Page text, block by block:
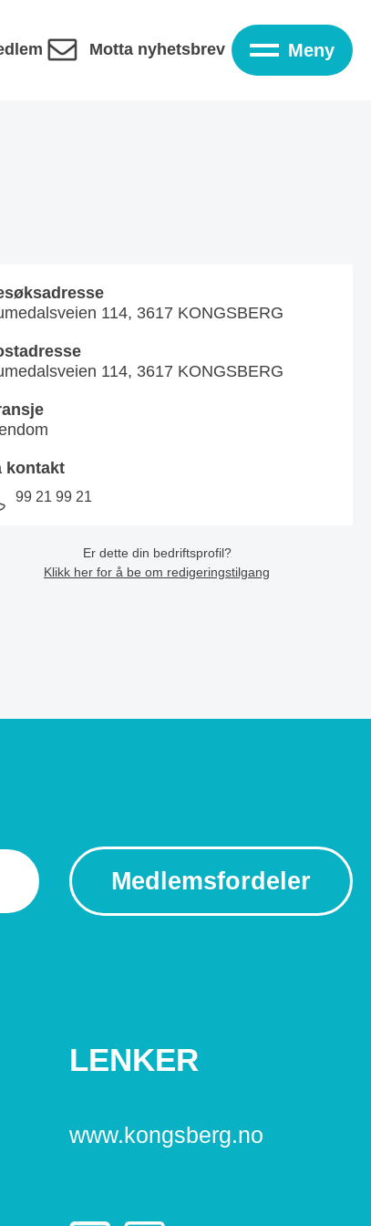
Meny
Motta nyhetsbrev
114, 3617 KONGSBERG
114, 3617 KONGSBERG
kontakt
99 21 99 21
Er dette din bedriftsprofil?
Klikk her for å be om redigeringstilgang
Medlemsfordeler
LENKER
www.kongsberg.no